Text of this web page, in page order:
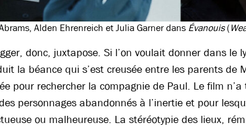
Alden Ehrenreich et Julia Garner dans Évanouis(
donc, juxtapose. Si l’on voulait donner dans
la béance qui s’est creusée entre les parents de
pour rechercher la compagnie de Paul. Le film
personnages abandonnés à l’inertie et pour
ou malheureuse. La stéréotypie des lieux,